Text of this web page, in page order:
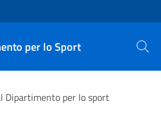
per lo Sport Cerca
Dipartimento per lo sport